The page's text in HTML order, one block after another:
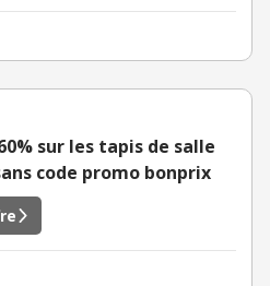
sur les tapis de salle
code promo bonprix